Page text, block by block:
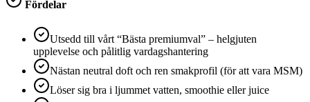
Fördelar
Utsedd till vårt “Bästa premiumval” – helgjuten
upplevelse och pålitlig vardagshantering
Nästan neutral doft och ren smakprofil (för att vara MSM)
Löser sig bra i ljummet vatten, smoothie eller juice